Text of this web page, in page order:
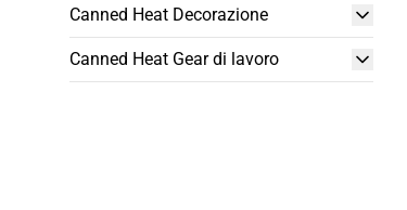
Canned Heat Decorazione
Canned Heat Gear di lavoro